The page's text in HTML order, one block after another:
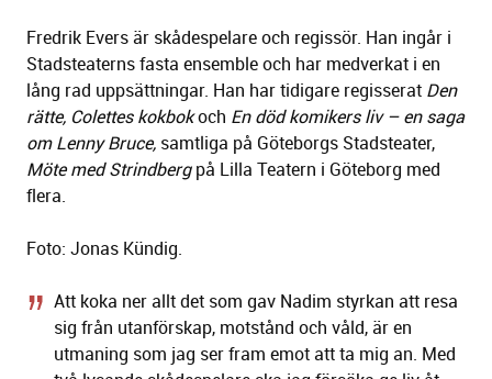
Fredrik Evers är skådespelare och regissör. Han ingår i
Stadsteaterns fasta ensemble och har medverkat i en
lång rad uppsättningar. Han har tidigare regisserat Den
rätte, Colettes kokbokoch En död komikers liv – en saga
om Lenny Bruce, samtliga på Göteborgs Stadsteater,
Möte med Strindbergpå Lilla Teatern i Göteborg med
flera.
Foto: Jonas Kündig.
Att koka ner allt det som gav Nadim styrkan att resa
sig från utanförskap, motstånd och våld, är en
utmaning som jag ser fram emot att ta mig an. Med